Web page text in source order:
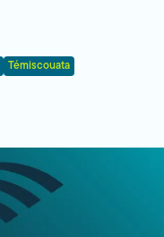
Témiscouata